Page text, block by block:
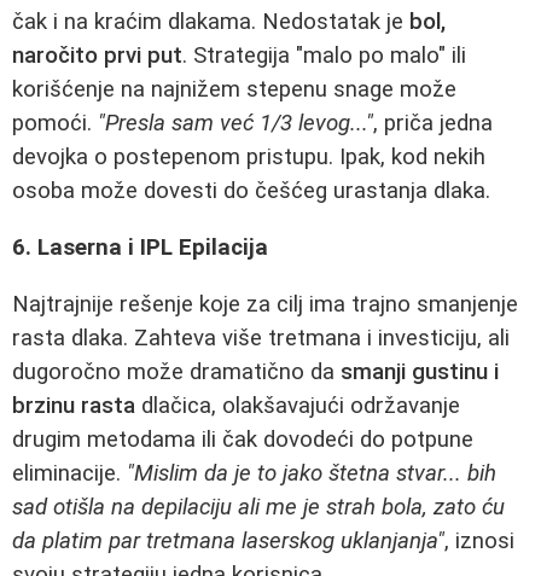
čak i na kraćim dlakama. Nedostatak je bol,
naročito prvi put. Strategija "malo po malo" ili
korišćenje na najnižem stepenu snage može
pomoći. "Presla sam već 1/3 levog...", priča jedna
devojka o postepenom pristupu. Ipak, kod nekih
osoba može dovesti do češćeg urastanja dlaka.
6. Laserna i IPL Epilacija
Najtrajnije rešenje koje za cilj ima trajno smanjenje
rasta dlaka. Zahteva više tretmana i investiciju, ali
dugoročno može dramatično da smanji gustinu i
brzinu rasta dlačica, olakšavajući održavanje
drugim metodama ili čak dovodeći do potpune
eliminacije. "Mislim da je to jako štetna stvar... bih
sad otišla na depilaciju ali me je strah bola, zato ću
da platim par tretmana laserskog uklanjanja", iznosi